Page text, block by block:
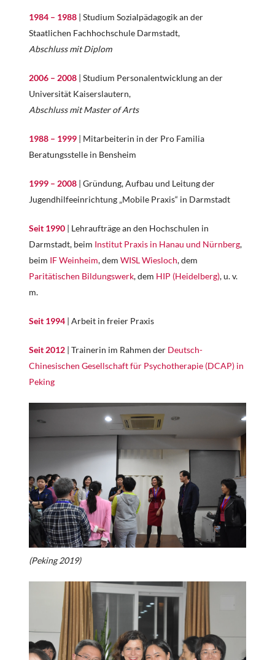
1984 – 1988 | Studium Sozialpädagogik an der
Staatlichen Fachhochschule Darmstadt,
Abschluss mit Diplom
2006 – 2008 | Studium Personalentwicklung an der
Universität Kaiserslautern,
Abschluss mit Master of Arts
1988 – 1999 | Mitarbeiterin in der Pro Familia
Beratungsstelle in Bensheim
1999 – 2008 | Gründung, Aufbau und Leitung der
Jugendhilfeeinrichtung „Mobile Praxis“ in Darmstadt
Seit 1990 | Lehraufträge an den Hochschulen in
Darmstadt, beim Institut Praxis in Hanau und Nürnberg,
beim IF Weinheim, dem WISL Wiesloch, dem
Paritätischen Bildungswerk, dem HIP (Heidelberg), u. v.
m.
Seit 1994 | Arbeit in freier Praxis
Seit 2012 | Trainerin im Rahmen der Deutsch-
Chinesischen Gesellschaft für Psychotherapie (DCAP) in
Peking
(Peking 2019)